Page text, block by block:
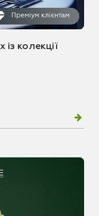
Преміум клієнтам
колекції